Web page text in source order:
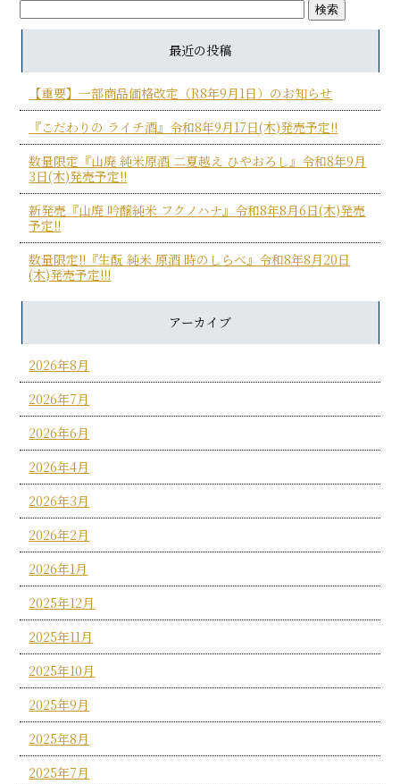
最近の投稿
【重要】一部商品価格改定（R8年9月1日）のお知らせ
『こだわりの ライチ酒』令和8年9月17日(木)発売予定!!
数量限定『山廃 純米原酒 二夏越え ひやおろし』令和8年9月
3日(木)発売予定!!
新発売『山廃 吟醸純米 フクノハナ』令和8年8月6日(木)発売
予定!!
数量限定!!『生酛 純米 原酒 時のしらべ』令和8年8月20日
(木)発売予定!!!
アーカイブ
2026年8月
2026年7月
2026年6月
2026年4月
2026年3月
2026年2月
2026年1月
2025年12月
2025年11月
2025年10月
2025年9月
2025年8月
2025年7月